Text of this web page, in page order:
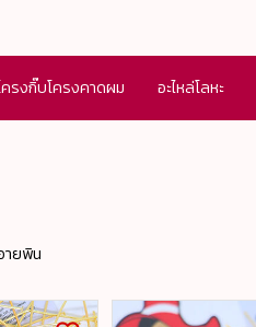
ครงกิ๊บโครงคาดผม อะไหล่โลหะ
ายพิน